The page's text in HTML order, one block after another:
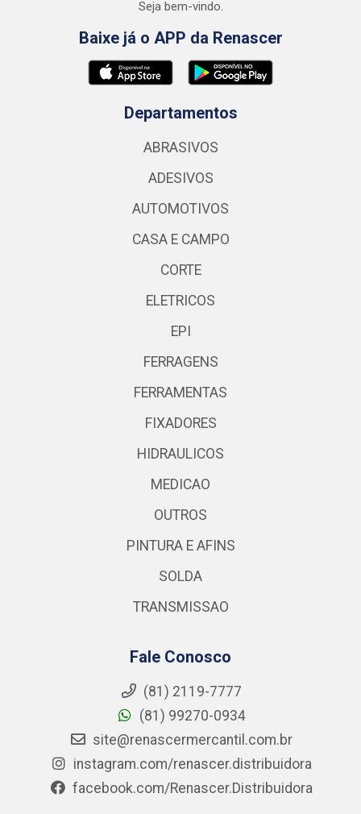
Seja bem-vindo.
Baixe já o APP da Renascer
Departamentos
ABRASIVOS
ADESIVOS
AUTOMOTIVOS
CASA E CAMPO
CORTE
ELETRICOS
EPI
FERRAGENS
FERRAMENTAS
FIXADORES
HIDRAULICOS
MEDICAO
OUTROS
PINTURA E AFINS
SOLDA
TRANSMISSAO
Fale Conosco
(81) 2119-7777
(81) 99270-0934
site@renascermercantil.com.br
instagram.com/renascer.distribuidora
facebook.com/Renascer.Distribuidora